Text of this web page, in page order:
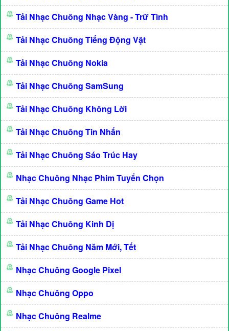
Tải Nhạc Chuông Nhạc Vàng - Trữ Tình
Tải Nhạc Chuông Tiếng Động Vật
Tải Nhạc Chuông Nokia
Tải Nhạc Chuông SamSung
Tải Nhạc Chuông Không Lời
Tải Nhạc Chuông Tin Nhắn
Tải Nhạc Chuông Sáo Trúc Hay
Nhạc Chuông Nhạc Phim Tuyển Chọn
Tải Nhạc Chuông Game Hot
Tải Nhạc Chuông Kinh Dị
Tải Nhạc Chuông Năm Mới, Tết
Nhạc Chuông Google Pixel
Nhạc Chuông Oppo
Nhạc Chuông Realme